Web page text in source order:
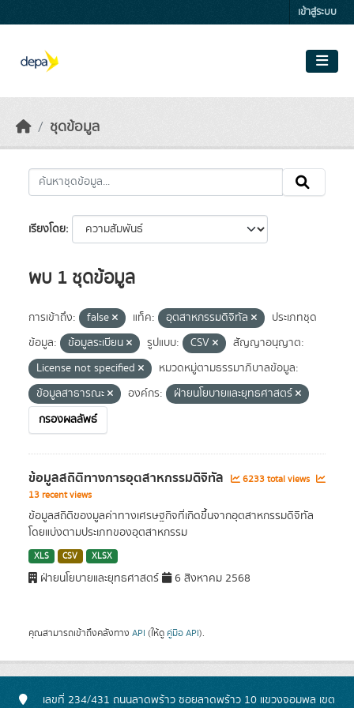
เข้าสู่ระบบ
ชุดข้อมูล
เรียงโดย
พบ 1 ชุดข้อมูล
การเข้าถึง: false แท็ค: อุตสาหกรรมดิจิทัล
ประเภทชุด
ข้อมูล:
ข้อมูลระเบียน รูปแบบ: CSV
สัญญาอนุญาต:
License not specified
หมวดหมู่ตามธรรมาภิบาลข้อมูล:
ข้อมูลสาธารณะ
องค์กร:
ฝ่ายนโยบายและยุทธศาสตร์
กรองผลลัพธ์
ข้อมูลสถิติทางการอุตสาหกรรมดิจิทัล
6233 total views
13 recent views
ข้อมูลสถิติของมูลค่าทางเศรษฐกิจที่เกิดขึ้นจากอุตสาหกรรมดิจิทัล
โดยแบ่งตามประเภทของอุตสาหกรรม
XLS CSV XLSX
ฝ่ายนโยบายและยุทธศาสตร์ 6 สิงหาคม 2568
คุณสามารถเข้าถึงคลังทาง API (ให้ดู คู่มือ API).
เลขที่ 234/431 ถนนลาดพร้าว ซอยลาดพร้าว 10 แขวงจอมพล เขต